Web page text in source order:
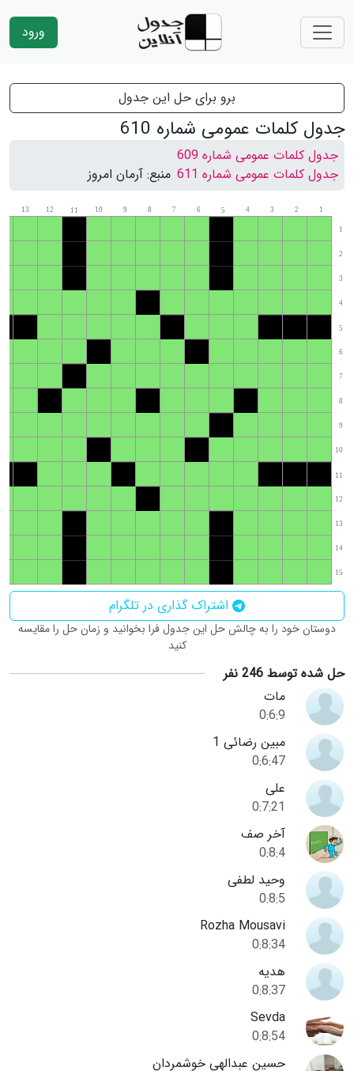
ورود
برو برای حل این جدول
جدول کلمات عمومی شماره 610
جدول کلمات عمومی شماره 609
جدول کلمات عمومی شماره 611
منبع: آرمان امروز
1
1
2
3
4
5
6
7
8
9
10
11
12
13
2
3
4
5
6
7
8
9
10
11
12
13
14
15
اشتراک گذاری در تلگرام
دوستان خود را به چالش حل این جدول فرا بخوانید و زمان حل را مقایسه
کنید
حل شده توسط 246 نفر
مات
0:6:9
مبین رضائی 1
0:6:47
علی
0:7:21
آخر صف
0:8:4
وحید لطفی
0:8:5
Rozha Mousavi
0:8:34
هدیه
0:8:37
Sevda
0:8:54
حسین عبدالهی خوشمردان